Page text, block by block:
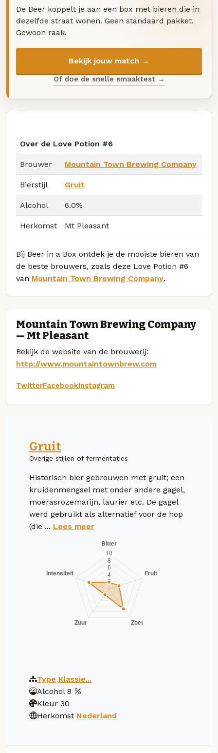
De Beer koppelt je aan een box met bieren die in
dezelfde straat wonen. Geen standaard pakket.
Gewoon raak.
Bekijk jouw match →
Of doe de snelle smaaktest →
Over de Love Potion #6
Brouwer Mountain Town Brewing Company
Bierstijl Gruit
Alcohol 6.0%
Herkomst Mt Pleasant
Bij Beer in a Box ontdek je de mooiste bieren van
de beste brouwers, zoals deze Love Potion #6
van Mountain Town Brewing Company.
Mountain Town Brewing Company
— Mt Pleasant
Bekijk de website van de brouwerij:
http://www.mountaintownbrew.com
TwitterFacebookInstagram
Gruit
Overige stijlen of fermentaties
Historisch bier gebrouwen met gruit; een
kruidenmengsel met onder andere gagel,
moerasrozemarijn, laurier etc. De gagel
werd gebruikt als alternatief voor de hop
(die ... Lees meer
Type Klassie...
Alcohol 8
Kleur 30
Herkomst Nederland